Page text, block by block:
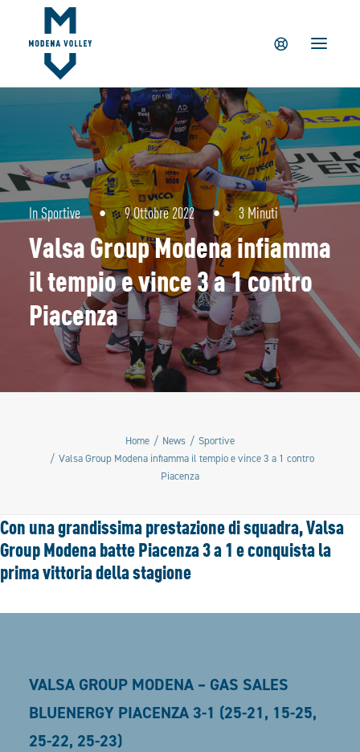
IL CLUB
NEWS
TICKETING
SUMMER CAMP
MV PARTNERS
PALAPANINI
GIOVANILI
STORE
InSportive • 9 Ottobre 2022 • 3 Minuti
Valsa Group Modena infiamma
il tempio e vince 3 a 1 contro
Piacenza
Home News
Sportive
Valsa Group Modena infiamma il tempio e vince 3 a 1 contro
Piacenza
Con una grandissima prestazione di squadra, Valsa
Group Modena batte Piacenza 3 a 1 e conquista la
prima vittoria della stagione
VALSA GROUP MODENA – GAS SALES
BLUENERGY PIACENZA 3-1 (25-21, 15-25,
25-22, 25-23)